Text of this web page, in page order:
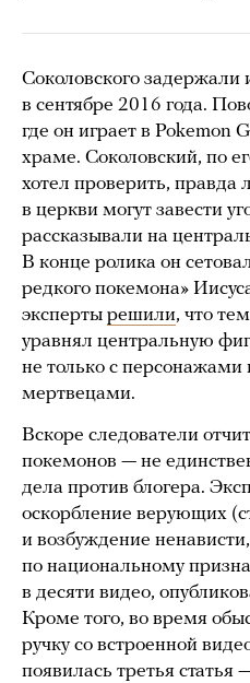
Соколовского
в сентябре 2016 года.
где он играет в Pokemon
храме. Соколовский, по
хотел проверить, правда
в церкви могут завести
рассказывали на
В конце ролика он
редкого покемона»
эксперты решили, что
уравнял центральную
не только с
мертвецами.
Вскоре следователи
покемонов — не
дела против блогера.
оскорбление верующих
и возбуждение
по национальному
в десяти видео,
Кроме того, во время
ручку со встроенной
появилась третья статья